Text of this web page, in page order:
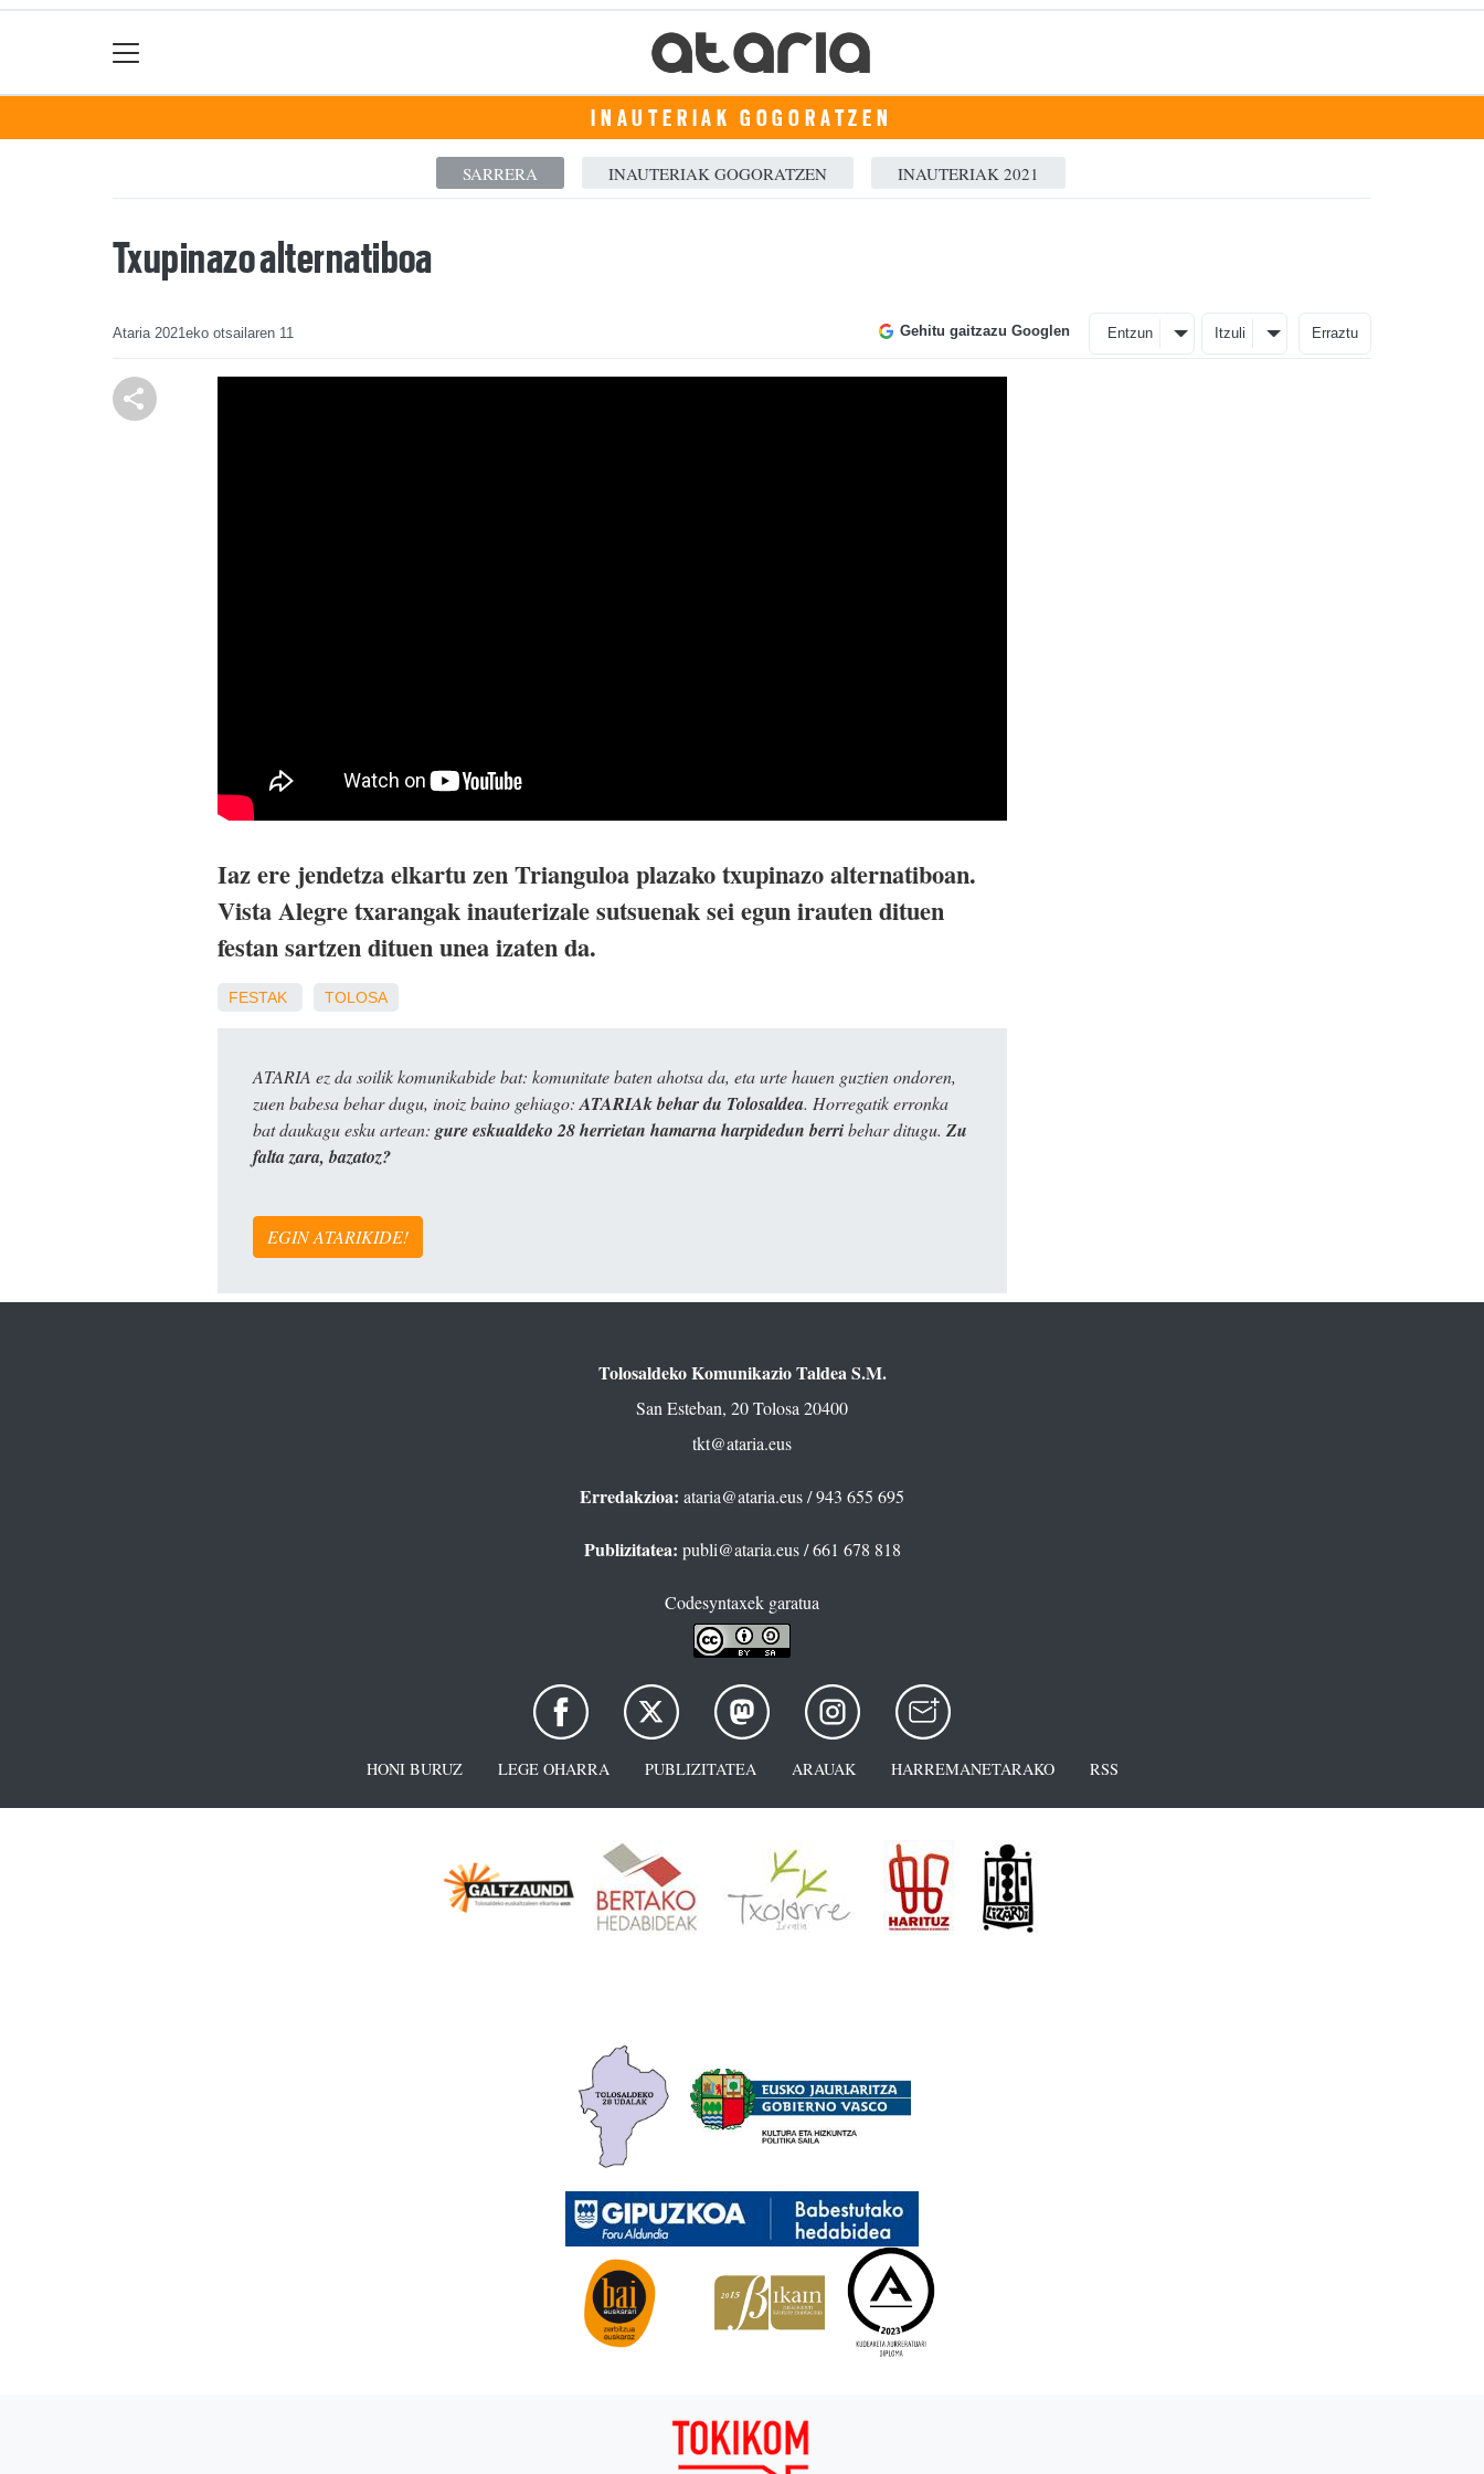
INAUTERIAK GOGORATZEN
SARRERA INAUTERIAK GOGORATZEN INAUTERIAK 2021
Txupinazo alternatiboa
Ataria 2021eko otsailaren 11 Gehitu gaitzazu Googlen Entzun Itzuli Erraztu
Iaz ere jendetza elkartu zen Trianguloa plazako txupinazo alternatiboan.
Vista Alegre txarangak inauterizale sutsuenak sei egun irauten dituen
festan sartzen dituen unea izaten da.
FESTAK TOLOSA
ATARIA ez da soilik komunikabide bat: komunitate baten ahotsa da, eta urte hauen guztien ondoren,
zuen babesa behar dugu, inoiz baino gehiago:ATARIAk behar du Tolosaldea. Horregatik erronka
bat daukagu esku artean: gure eskualdeko 28 herrietan hamarna harpidedun berribehar ditugu. Zu
falta zara, bazatoz?
EGIN ATARIKIDE!
Tolosaldeko Komunikazio Taldea S.M.
San Esteban, 20 Tolosa 20400
tkt@ataria.eus
Erredakzioa: ataria@ataria.eus/ 943 655 695
Publizitatea: publi@ataria.eus/ 661 678 818
Codesyntaxek garatua
HONI BURUZ LEGE OHARRA PUBLIZITATEA ARAUAK HARREMANETARAKO RSS